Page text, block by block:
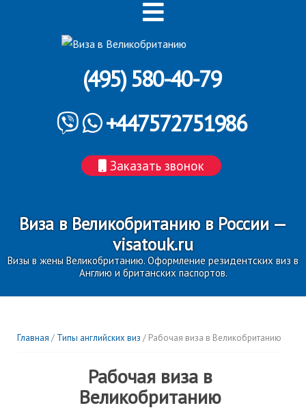
(495) 580-40-79
+447572751986
Заказать звонок
Виза в Великобританию в России —
visatouk.ru
Визы в жены Великобританию. Оформление резидентских виз в
Англию и британских паспортов.
Главная / Типы английских виз / Рабочая виза в Великобританию
Рабочая виза в
Великобританию